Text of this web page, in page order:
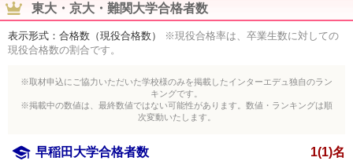
東大・京大・難関大学合格者数
表示形式：合格数（現役合格数）
※現役合格率は、卒業生数に対しての
現役合格数の割合です。
※取材申込にご協力いただいた学校様のみを掲載したインターエデュ独自のラン
キングです。
※掲載中の数値は、最終数値ではない可能性があります。数値・ランキングは順
次変動いたします。
早稲田大学合格者数 1(1)名